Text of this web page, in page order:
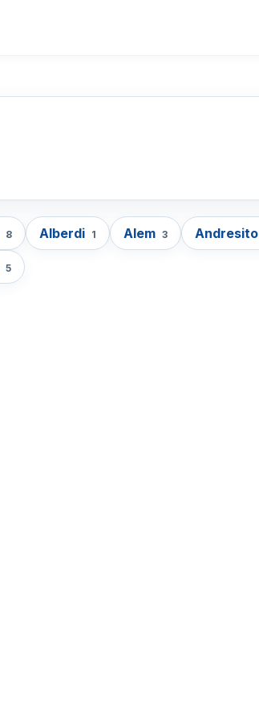
8 Alberdi 1 Alem 3 Andresito
5